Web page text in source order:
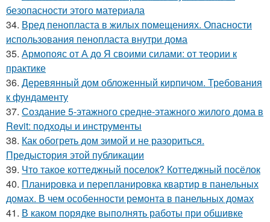
безопасности этого материала
34. Вред пенопласта в жилых помещениях. Опасности
использования пенопласта внутри дома
35. Армопояс от А до Я своими силами: от теории к
практике
36. Деревянный дом обложенный кирпичом. Требования
к фундаменту
37. Создание 5-этажного средне-этажного жилого дома в
Revit: подходы и инструменты
38. Как обогреть дом зимой и не разориться.
Предыстория этой публикации
39. Что такое коттеджный поселок? Коттеджный посёлок
40. Планировка и перепланировка квартир в панельных
домах. В чем особенности ремонта в панельных домах
41. В каком порядке выполнять работы при обшивке